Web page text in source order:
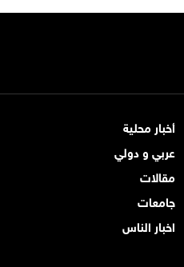
أخبار محلية
عربي و دولي
مقالات
جامعات
اخبار الناس